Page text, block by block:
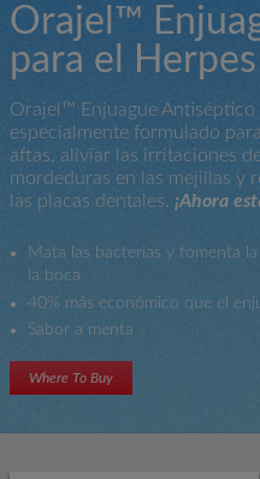
Orajel™
para el Herpes
Orajel™ Enjuague Antiséptico
especialmente formulado
aftas, aliviar las irritaciones
mordeduras en las mejillas y
las placas dentales. ¡Ahora
Mata las bacterias y fomenta
la boca
40% más económico que el
Sabor a menta
Where To Buy